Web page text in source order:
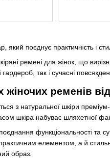
який поєднує практичність і
ремені для жінок, що
так і сучасні
жіночих ременів
з натуральної шкіри
шкіра набуває шляхетної
функціональності
елементом, а й
образ.